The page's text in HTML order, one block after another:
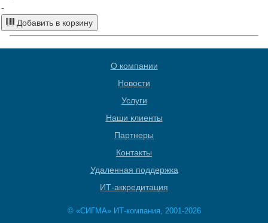
-
Добавить в корзину
О компании
Новости
Услуги
Наши клиенты
Партнеры
Контакты
Удаленная поддержка
ИТ-аккредитация
© «СИГМА» ИТ-компания, 2001-2026